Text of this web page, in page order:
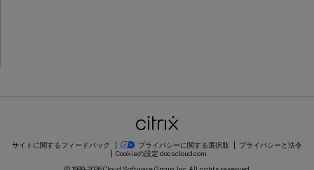
サイトに関するフィードバック プライバシーに関する選択肢
プライバシーと法令
Cookieの設定 docs.cloud.com